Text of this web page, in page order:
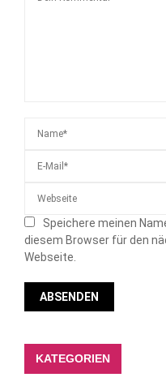
Speichere meinen
diesem Browser für den
Webseite.
KATEGORIEN